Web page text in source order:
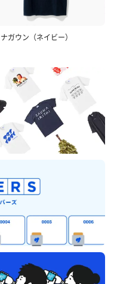
ガウン（ネイビー）